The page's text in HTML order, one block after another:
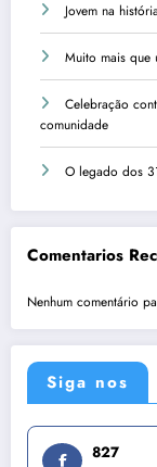
Jovem na
Muito mais que
Celebração
comunidade
O legado dos
Comentarios
Nenhum comentário
Siga nos
827